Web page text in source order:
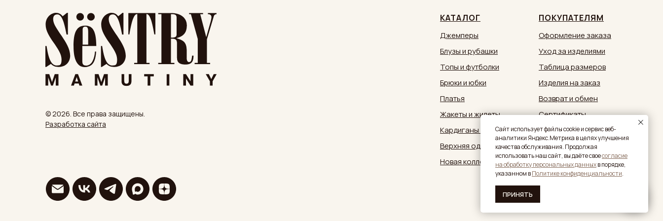
Caйт иcпoльзуeт фaйлы cookie и cepвиc вeб-
aнaлитики Яндeкc.Мeтpикa в целях улучшения
качества обслуживания. Продолжая
использовать наш сайт, вы дaётe своесогласие
нa oбpaбoтку пepcoнaльныx дaнныxв пopядкe,
укaзaннoм вПолитике конфиденциальности.
ПРИНЯТЬ
© 2026. Все права защищены.
Разработка сайта
КАТАЛОГ
Джемперы
Блузы и рубашки
Топы и футболки
Брюки и юбки
Платья
Жакеты и жилеты
Кардиганы и кимоно
Верхняя одежда
Новая коллекция
ПОКУПАТЕЛЯМ
Оформление заказа
Уход за изделиями
Таблица размеров
Изделия на заказ
Возврат и обмен
Сертификаты
Документы
Обратная связь:
zakaz@sestrymamutiny.ru